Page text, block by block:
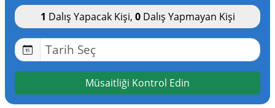
1 Dalış Yapacak Kişi, 0Dalış Yapmayan Kişi
Müsaitliği Kontrol Edin